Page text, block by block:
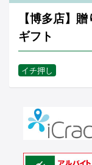
【博多店】
ギフト
イチ押し